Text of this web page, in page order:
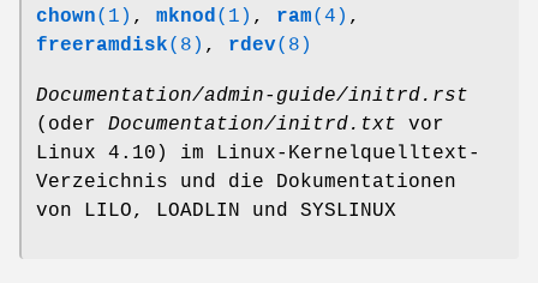
chown(1) , mknod(1) , ram(4) ,
freeramdisk(8) , rdev(8)
Documentation/admin-guide/initrd.rst
(oder Documentation/initrd.txt vor
Linux 4.10) im Linux-Kernelquelltext-
Verzeichnis und die Dokumentationen
von LILO, LOADLIN und SYSLINUX